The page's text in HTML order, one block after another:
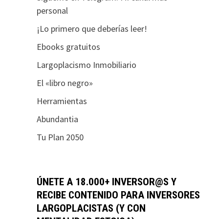
personal
¡Lo primero que deberías leer!
Ebooks gratuitos
Largoplacismo Inmobiliario
El «libro negro»
Herramientas
Abundantia
Tu Plan 2050
ÚNETE A 18.000+ INVERSOR@S Y
RECIBE CONTENIDO PARA INVERSORES
LARGOPLACISTAS (Y CON